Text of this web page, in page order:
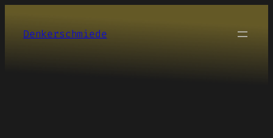
springen
Denkerschmiede